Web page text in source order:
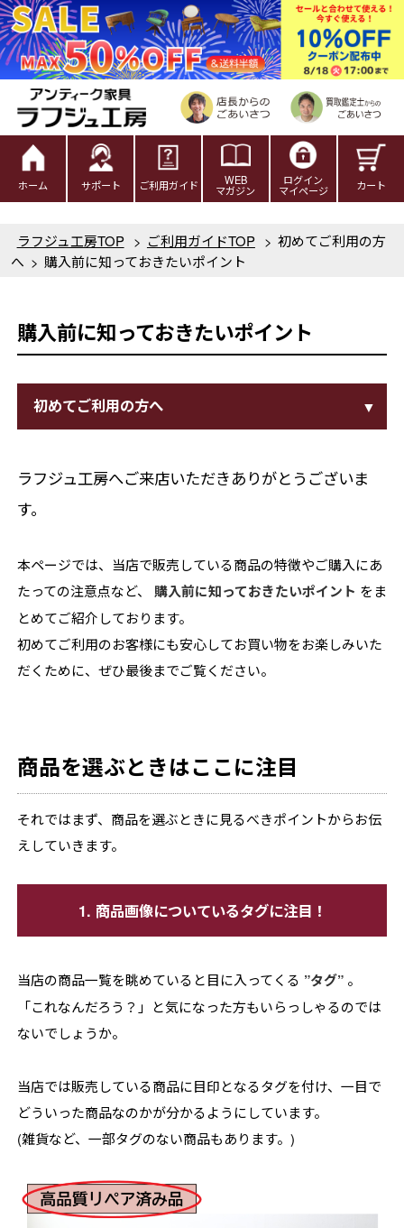
ホーム サポート ご利用ガイド WEB
マガジン
ログイン
マイページ カート
ラフジュ工房TOP > ご利用ガイドTOP > 初めてご利用の方
へ > 購入前に知っておきたいポイント
購入前に知っておきたいポイント
初めてご利用の方へ
ラフジュ工房へご来店いただきありがとうございま
す。
本ページでは、当店で販売している商品の特徴やご購入にあ
たっての注意点など、 購入前に知っておきたいポイント をま
とめてご紹介しております。
初めてご利用のお客様にも安心してお買い物をお楽しみいた
だくために、ぜひ最後までご覧ください。
商品を選ぶときはここに注目
それではまず、商品を選ぶときに見るべきポイントからお伝
えしていきます。
1. 商品画像についているタグに注目！
当店の商品一覧を眺めていると目に入ってくる ”タグ” 。
「これなんだろう？」と気になった方もいらっしゃるのでは
ないでしょうか。
当店では販売している商品に目印となるタグを付け、一目で
どういった商品なのかが分かるようにしています。
(雑貨など、一部タグのない商品もあります。)